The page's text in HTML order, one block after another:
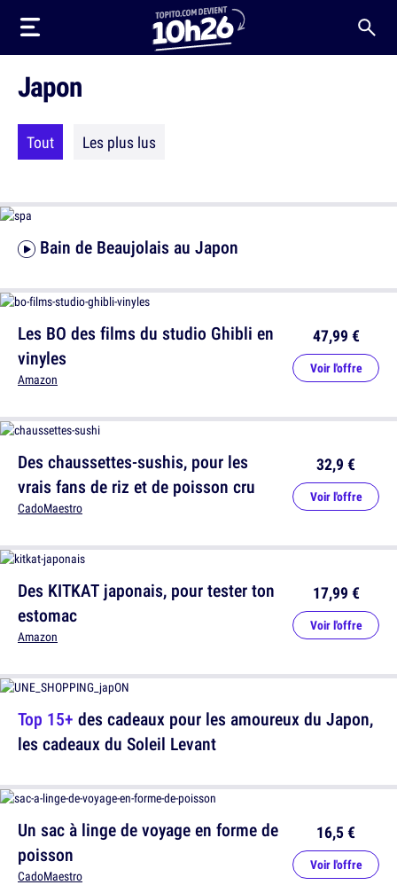
Japon
Tout Les plus lus
Bain de Beaujolais au Japon
Des chaussettes-sushis, pour les
vrais fans de riz et de poisson cru
CadoMaestro
32,9 €
Voir l'offre
Un sac à linge de voyage en forme de
poisson
CadoMaestro
16,5 €
Voir l'offre
Les BO des films du studio Ghibli en
vinyles
Amazon
47,99 €
Voir l'offre
Des KITKAT japonais, pour tester ton
estomac
Amazon
17,99 €
Voir l'offre
Top 15+ des cadeaux pour les amoureux du Japon,
les cadeaux du Soleil Levant